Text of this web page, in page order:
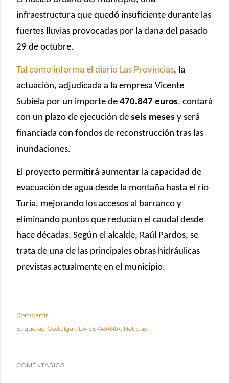
infraestructura que quedó insuficiente durante las
fuertes lluvias provocadas por la dana del pasado
29 de octubre.
Tal como informa el diario Las Provincias, la
actuación, adjudicada a la empresa Vicente
Subiela por un importe de 470.847 euros, contará
con un plazo de ejecución de seis meses y será
financiada con fondos de reconstrucción tras las
inundaciones.
El proyecto permitirá aumentar la capacidad de
evacuación de agua desde la montaña hasta el río
Turia, mejorando los accesos al barranco y
eliminando puntos que reducían el caudal desde
hace décadas. Según el alcalde, Raúl Pardos, se
trata de una de las principales obras hidráulicas
previstas actualmente en el municipio.
Compartir
Etiquetas: Gestalgar LA SERRANIA Noticias
COMENTARIOS